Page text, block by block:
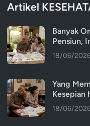
Artikel
Banyak
Pensiun,
18/06/
Yang
Kesepian
18/06/